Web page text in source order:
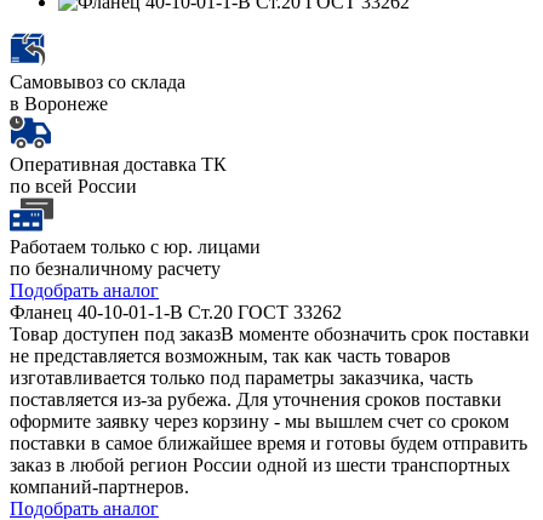
Самовывоз со склада
в Воронеже
Оперативная доставка ТК
по всей России
Работаем только с юр. лицами
по безналичному расчету
Подобрать аналог
Фланец 40-10-01-1-В Ст.20 ГОСТ 33262
Товар доступен под заказВ моменте обозначить срок поставки
не представляется возможным, так как часть товаров
изготавливается только под параметры заказчика, часть
поставляется из-за рубежа. Для уточнения сроков поставки
оформите заявку через корзину - мы вышлем счет со сроком
поставки в самое ближайшее время и готовы будем отправить
заказ в любой регион России одной из шести транспортных
компаний-партнеров.
Подобрать аналог